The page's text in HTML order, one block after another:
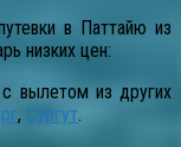
в Паттайю из
низких цен:
вылетом из других
, Сургут.